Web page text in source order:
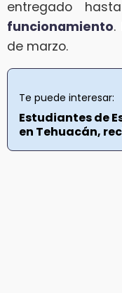
entregado
funcionamiento.
de marzo.
Te puede interesar:
Estudiantes de
en Tehuacán,